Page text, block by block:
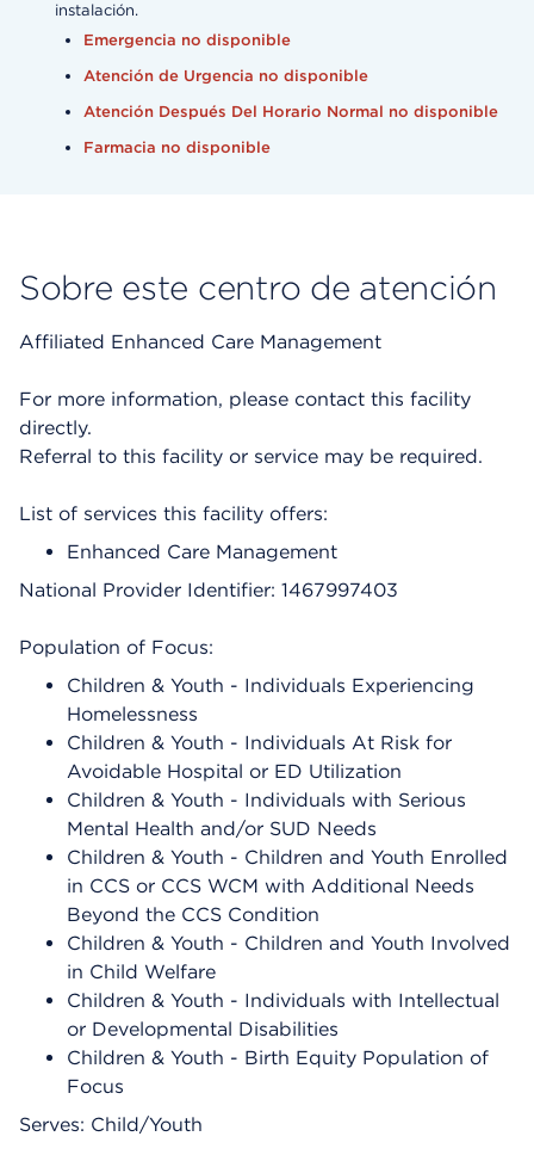
instalación.
Emergencia no disponible
Atención de Urgencia no disponible
Atención Después Del Horario Normal no disponible
Farmacia no disponible
Sobre este centro de atención
Affiliated Enhanced Care Management
For more information, please contact this facility
directly.
Referral to this facility or service may be required.
List of services this facility offers:
Enhanced Care Management
National Provider Identifier: 1467997403
Population of Focus:
Children & Youth - Individuals Experiencing
Homelessness
Children & Youth - Individuals At Risk for
Avoidable Hospital or ED Utilization
Children & Youth - Individuals with Serious
Mental Health and/or SUD Needs
Children & Youth - Children and Youth Enrolled
in CCS or CCS WCM with Additional Needs
Beyond the CCS Condition
Children & Youth - Children and Youth Involved
in Child Welfare
Children & Youth - Individuals with Intellectual
or Developmental Disabilities
Children & Youth - Birth Equity Population of
Focus
Serves: Child/Youth